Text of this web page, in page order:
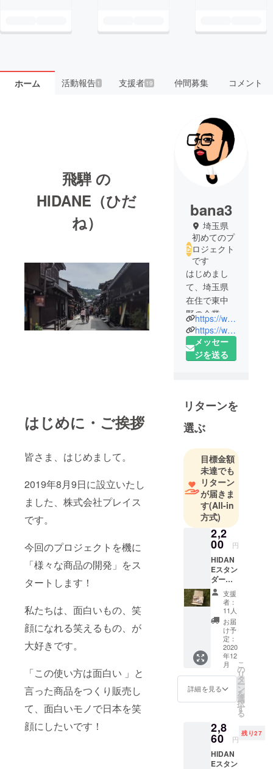
ホーム 活動報告1 支援者 19 仲間募集 コメント
飛騨 の
HIDANE（ひだ
ね）
はじめに・ご挨拶
皆さま、はじめまして。
2019年8月9日に設立いたし
ました、株式会社プレイス
です。
今回のプロジェクトを機に
「様々な商品の開発」をス
タートします！
私たちは、面白いもの、笑
顔になれる笑えるもの、が
大好きです。
「この使い方は面白い 」と
言った商品をつくり販売し
て、面白いモノで日本を笑
顔にしたいです！
bana3
埼玉県
初めてのプ
ロジェクト
です
はじめまし
て、埼玉県
在住で東中
野の企業に
勤めており
ます立花で
す。飛騨高
ンプに絡め
た木材の利
用と共に、
創業110年の
匠の技を全
国の皆様に
お届けでき
ればと思っ
ておりま
す。
https://www.facebook.com/shinya.tachibana.1
https://www.instagram.com/banaxanad/
メッセー
ジを送る
リターンを
選ぶ
目標金額
未達でも
リターン
が届きま
す(All-in
方式)
2,2
00 円
HIDAN
Eスタン
ダード
セット
【セッ
ト内
容】 ・
鉋屑の
着火剤
×4 ・着
火剤作
成用袋
×6 ・着
火剤作
成用袋
（HIDA
イン入
り）×1
・麻紐
×2 ・焚
き付け
支援
者：
11人
お届
け予
定：
2020
年12
月
詳細を見る
こ
の
リ
タ
ー
ン
を
選
択
す
る
2,8
60 円
残り27
HIDAN
Eスタン